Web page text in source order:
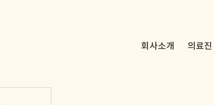
회사소개 의료